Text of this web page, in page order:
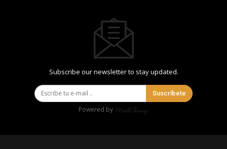
Subscribe our newsletter to stay updated.
Suscríbete
Powered by